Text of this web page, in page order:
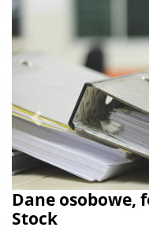
Dane osobowe,
Stock
Poprzednie